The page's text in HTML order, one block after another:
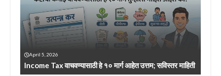
April 5, 2026
Income Tax वाचवण्यासाठी हे १० मार्ग आहेत उत्तम; सविस्तर माहिती